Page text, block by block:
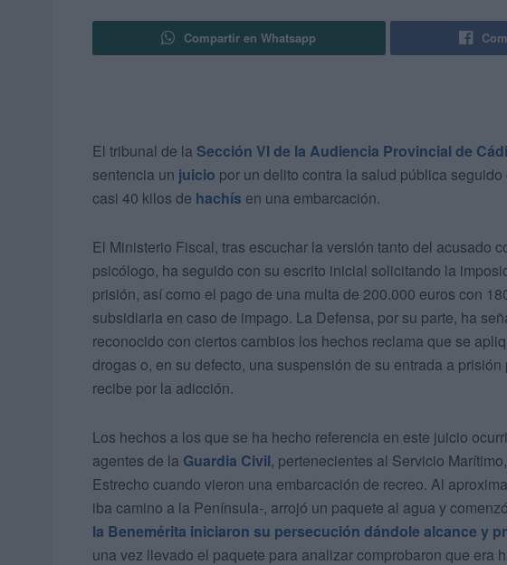
Compartir en Whatsapp
El tribunal de la Sección VI de la Audiencia Provincial de
sentencia un juicio por un delito contra la salud pública
casi 40 kilos de hachís en una embarcación.
El Ministerio Fiscal, tras escuchar la versión tanto del acusado
psicólogo, ha seguido con su escrito inicial solicitando la
prisión, así como el pago de una multa de 200.000 euros con
subsidiaria en caso de impago. La Defensa, por su parte, ha
reconocido con ciertos cambios los hechos reclama que se
drogas o, en su defecto, una suspensión de su entrada a
recibe por la adicción.
Los hechos a los que se ha hecho referencia en este juicio
agentes de la Guardia Civil, pertenecientes al Servicio
Estrecho cuando vieron una embarcación de recreo. Al
iba camino a la Península-, arrojó un paquete al agua y
la Benemérita iniciaron su persecución dándole alcance y
una vez llevado el paquete para analizar comprobaron que era